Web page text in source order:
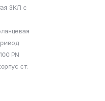
ЗКЛ с
PN
ст.